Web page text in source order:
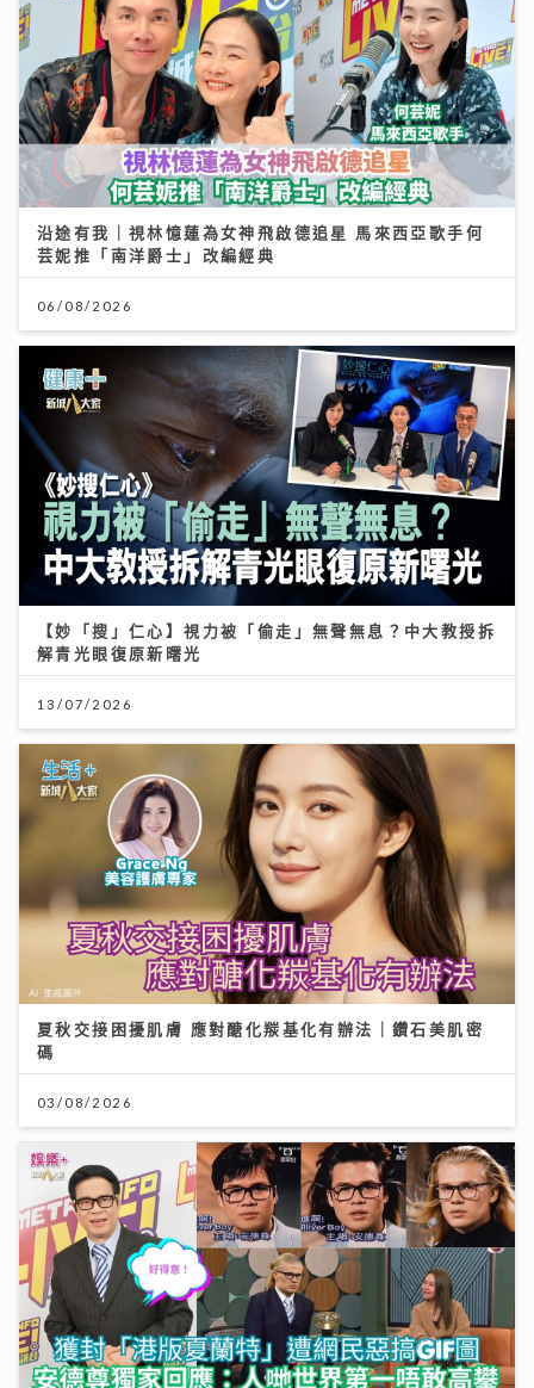
沿途有我｜視林憶蓮為女神飛啟德追星 馬來西亞歌手何
芸妮推「南洋爵士」改編經典
06/08/2026
【妙「搜」仁心】視力被「偷走」無聲無息？中大教授拆
解青光眼復原新曙光
13/07/2026
夏秋交接困擾肌膚 應對醣化羰基化有辦法｜鑽石美肌密
碼
03/08/2026